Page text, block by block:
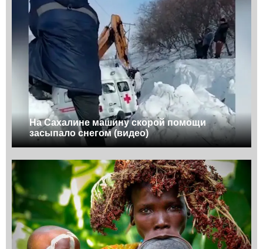
На Сахалине машину скорой помощи
засыпало снегом (видео)